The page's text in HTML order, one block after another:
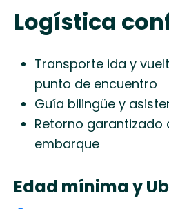
Logística
Transporte ida y
punto de encuentro
Guía bilingüe y
Retorno garantizado
embarque
Edad mínima y